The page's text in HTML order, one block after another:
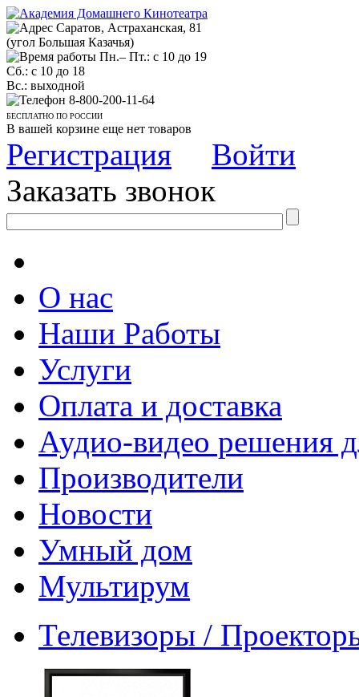
Саратов, Астраханская, 81
(угол Большая Казачья)
Пн.– Пт.: с 10 до 19
Сб.: с 10 до 18
Вс.: выходной
8-800-200-11-64
БЕСПЛАТНО ПО РОССИИ
В вашей корзине еще нет товаров
Регистрация
Войти
Заказать звонок
О нас
Наши Работы
Услуги
Оплата и доставка
Аудио-видео решения
Производители
Новости
Умный дом
Мультирум
Телевизоры /